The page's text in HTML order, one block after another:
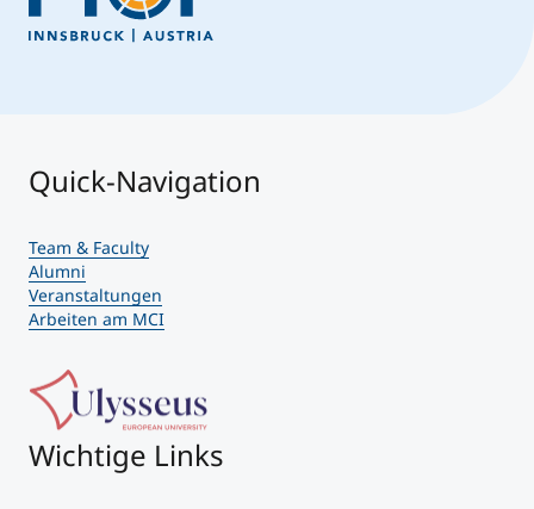
Quick-Navigation
Team & Faculty
Alumni
Veranstaltungen
Arbeiten am MCI
Wichtige Links